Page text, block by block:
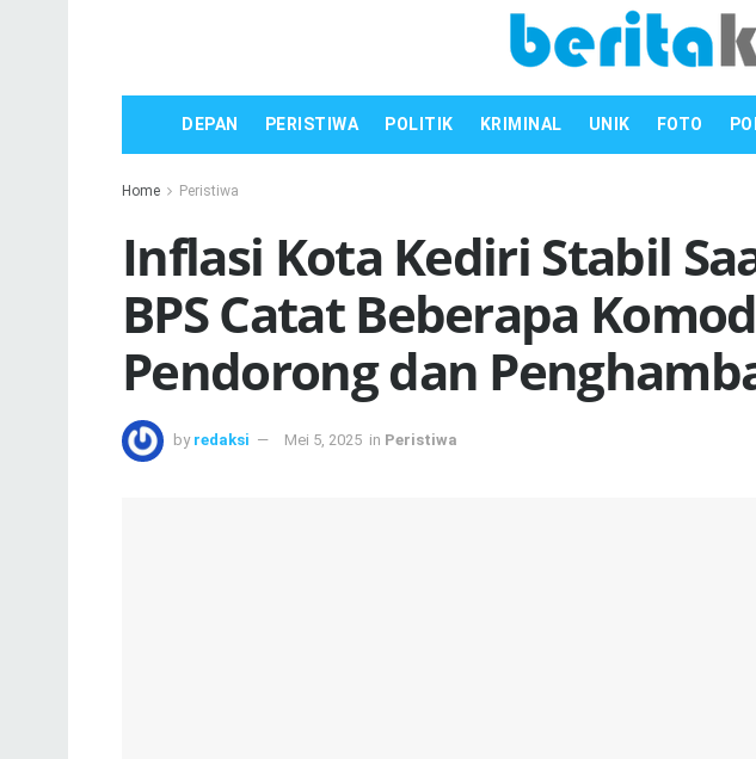
DEPAN PERISTIWA POLITIK KRIMINAL UNIK FOTO
Home Peristiwa
Inflasi Kota Kediri Stabil
BPS Catat Beberapa
Pendorong dan
by redaksi Mei 5, 2025 in Peristiwa